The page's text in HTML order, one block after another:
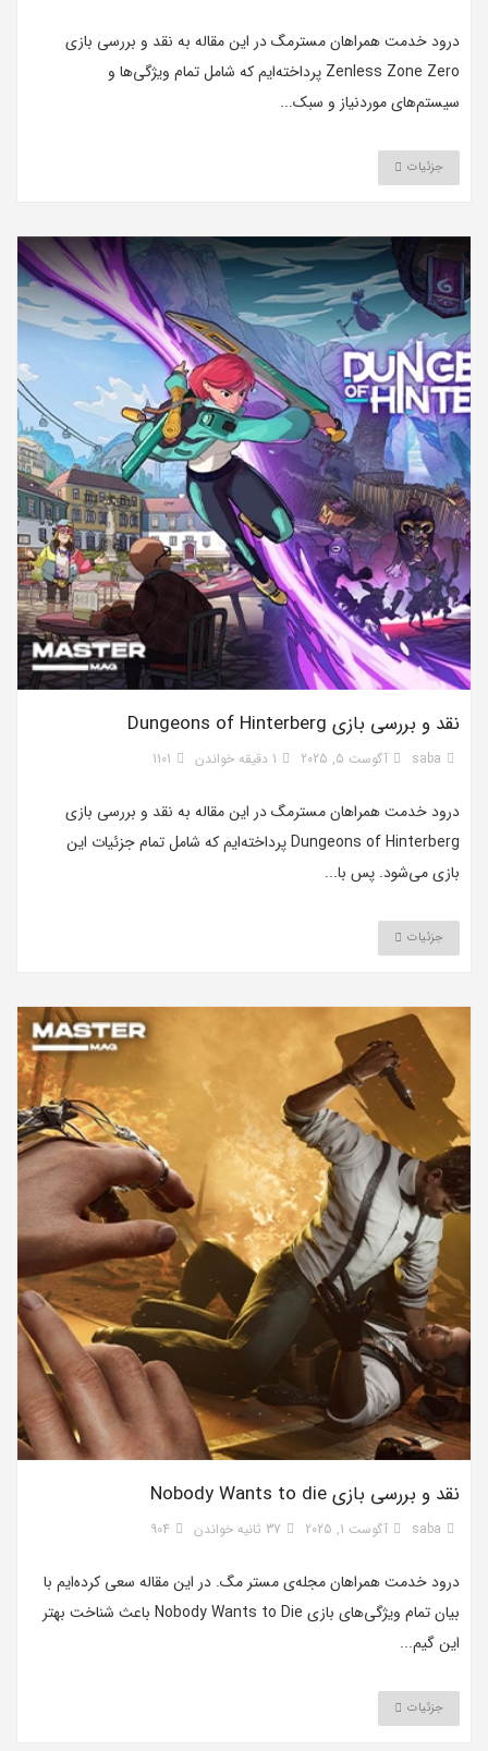
درود خدمت همراهان مسترمگ در این مقاله به نقد و بررسی بازی
Zenless Zone Zero پرداخته‌ایم که شامل تمام ویژگی‌ها و
سیستم‌های موردنیاز و سبک...
جزئیات
نقد و بررسی بازی Dungeons of Hinterberg
saba آگوست 5, 2025 1 دقیقه خواندن 1101
درود خدمت همراهان مسترمگ در این مقاله به نقد و بررسی بازی
Dungeons of Hinterberg پرداخته‌ایم که شامل تمام جزئیات این
بازی می‌شود. پس با...
جزئیات
نقد و بررسی بازی Nobody Wants to die
saba آگوست 1, 2025 37 ثانیه خواندن 904
درود خدمت همراهان مجله‌ی مستر مگ. در این مقاله سعی کرده‌ایم با
بیان تمام ویژگی‌های بازی Nobody Wants to Die باعث شناخت بهتر
این گیم...
جزئیات